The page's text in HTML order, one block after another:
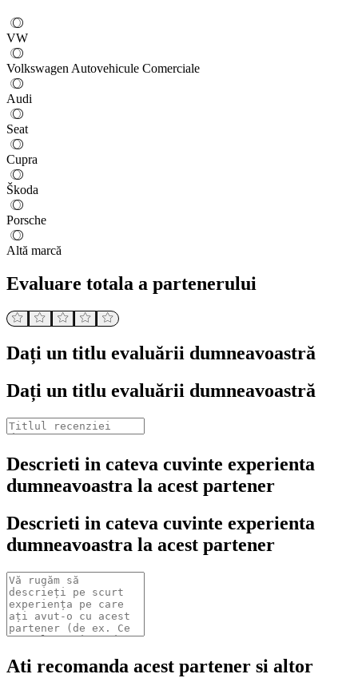
VW
Volkswagen Autovehicule Comerciale
Audi
Seat
Cupra
Škoda
Porsche
Altă marcă
Evaluare totala a partenerului
Dați un titlu evaluării dumneavoastră
Dați un titlu evaluării dumneavoastră
Descrieti in cateva cuvinte experienta
dumneavoastra la acest partener
Descrieti in cateva cuvinte experienta
dumneavoastra la acest partener
Ati recomanda acest partener si altor